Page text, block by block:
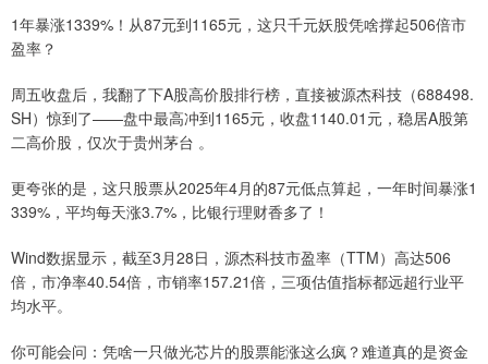
1年暴涨1339%！从87元到1165元，这只千元妖股凭啥撑起506倍市
盈率？
周五收盘后，我翻了下A股高价股排行榜，直接被源杰科技（688498.
SH）惊到了——盘中最高冲到1165元，收盘1140.01元，稳居A股第
二高价股，仅次于贵州茅台 。
更夸张的是，这只股票从2025年4月的87元低点算起，一年时间暴涨1
339%，平均每天涨3.7%，比银行理财香多了！
Wind数据显示，截至3月28日，源杰科技市盈率（TTM）高达506
倍，市净率40.54倍，市销率157.21倍，三项估值指标都远超行业平
均水平。
你可能会问：凭啥一只做光芯片的股票能涨这么疯？难道真的是资金